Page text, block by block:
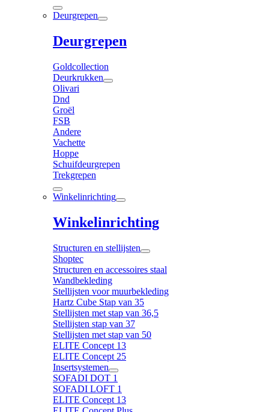
Deurgrepen
Deurgrepen
Goldcollection
Deurkrukken
Olivari
Dnd
Groël
FSB
Andere
Vachette
Hoppe
Schuifdeurgrepen
Trekgrepen
Winkelinrichting
Winkelinrichting
Structuren en stellijsten
Shoptec
Structuren en accessoires staal
Wandbekleding
Stellijsten voor muurbekleding
Hartz Cube Stap van 35
Stellijsten met stap van 36,5
Stellijsten stap van 37
Stellijsten met stap van 50
ELITE Concept 13
ELITE Concept 25
Insertsystemen
SOFADI DOT 1
SOFADI LOFT 1
ELITE Concept 13